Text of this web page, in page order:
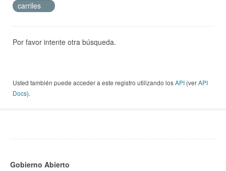
carriles
Por favor intente otra búsqueda.
Usted también puede acceder a este registro utilizando losAPI (verAPI
Docs).
Gobierno Abierto